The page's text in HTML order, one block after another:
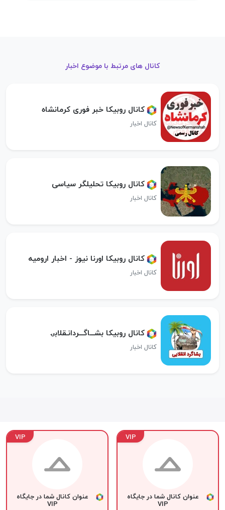
کانال های مرتبط با موضوع اخبار
کانال روبیکا خبر فوری کرمانشاه
کانال اخبار
کانال روبیکا تحلیلگر سیاسی
کانال اخبار
کانال روبیکا اورنا نیوز - اخبار ارومیه
کانال اخبار
کانال روبیکا بشـــاگـــردانـقلابۍ
کانال اخبار
VIP
عنوان کانال شما در جایگاه
VIP
VIP
عنوان کانال شما در جایگاه
VIP